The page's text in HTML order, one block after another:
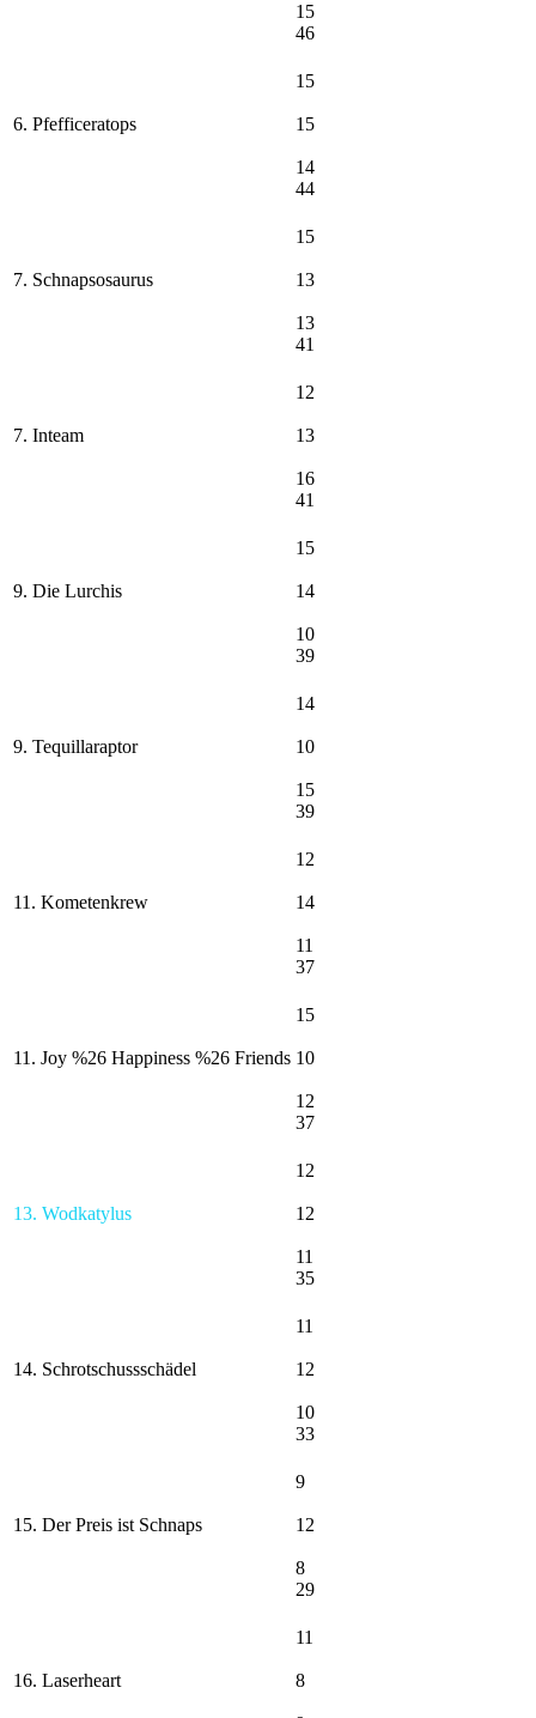
15
46
6. Pfefficeratops
15
15
14
44
7. Schnapsosaurus
15
13
13
41
7. Inteam
12
13
16
41
9. Die Lurchis
15
14
10
39
9. Tequillaraptor
14
10
15
39
11. Kometenkrew
12
14
11
37
11. Joy %26 Happiness %26 Friends
15
10
12
37
13. Wodkatylus
12
12
11
35
14. Schrotschussschädel
11
12
10
33
15. Der Preis ist Schnaps
9
12
8
29
16. Laserheart
11
8